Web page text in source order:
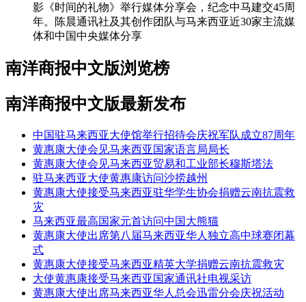
影《时间的礼物》举行媒体分享会，纪念中马建交45周
年。陈晨通讯社及其创作团队与马来西亚近30家主流媒
体和中国中央媒体分享
南洋商报中文版浏览榜
南洋商报中文版最新发布
中国驻马来西亚大使馆举行招待会庆祝军队成立87周年
黄惠康大使会见马来西亚国家语言局局长
黄惠康大使会见马来西亚贸易和工业部长穆斯塔法
驻马来西亚大使黄惠康访问沙捞越州
黄惠康大使接受马来西亚驻华学生协会捐赠云南抗震救
灾
马来西亚最高国家元首访问中国大熊猫
黄惠康大使出席第八届马来西亚华人独立高中球赛闭幕
式
黄惠康大使接受马来西亚精英大学捐赠云南抗震救灾
大使黄惠康接受马来西亚国家通讯社电视采访
黄惠康大使出席马来西亚华人总会迅雷分会庆祝活动